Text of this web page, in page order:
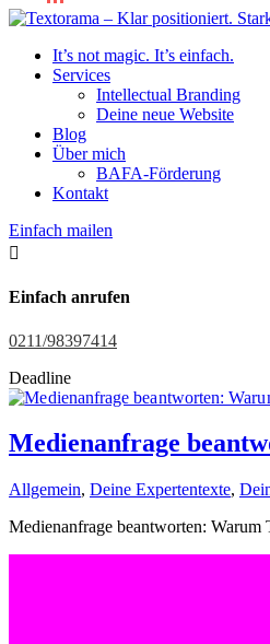
It’s not magic. It’s einfach.
Services
Intellectual Branding
Deine neue Website
Blog
Über mich
BAFA-Förderung
Kontakt
Einfach mailen

Einfach anrufen
0211/98397414
Deadline
Medienanfrage
Allgemein, Deine Expertentexte,
Medienanfrage beantworten: Warum